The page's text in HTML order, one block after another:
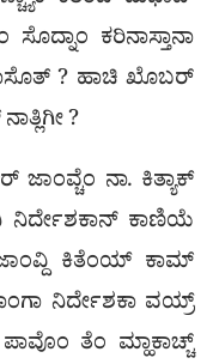
ಕರಿನಾಸ್ತಾನಾ
? ಹಾಚಿ ಖೊಬರ್
?
ನಾ. ಕಿತ್ಯಾಕ್
ನಿರ್ದೇಶಕಾನ್ ಕಾಣಿಯೆ
ಕಿತೆಂಯ್ ಕಾಮ್
ನಿರ್ದೇಶಕಾ ವಯ್ರ್
ತೆಂ ಮ್ಹಾಕಾಚ್ಚ್